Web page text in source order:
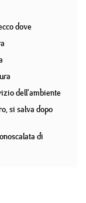
dove
dell'ambiente
si salva dopo
di